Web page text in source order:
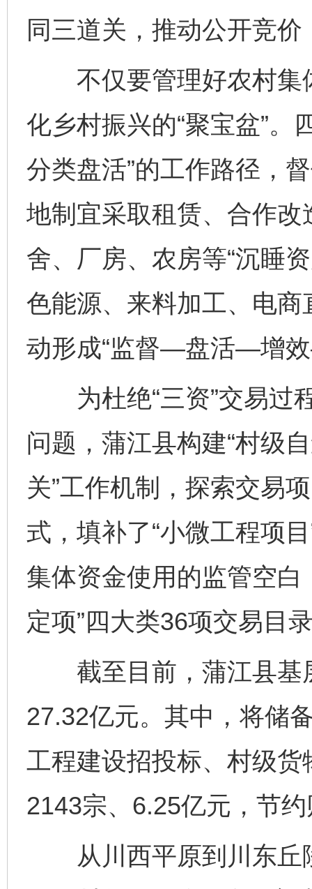
同三道关，推动公开竞
不仅要管理好农村集体
化乡村振兴的“聚宝盆”。
分类盘活”的工作路径，
地制宜采取租赁、合作
舍、厂房、农房等“沉睡
色能源、来料加工、电
动形成“监督—盘活—增
为杜绝“三资”交易过
问题，蒲江县构建“村级
关”工作机制，探索交易
式，填补了“小微工程项
集体资金使用的监管空白
定项”四大类36项交易目
截至目前，蒲江县基
27.32亿元。其中，将储
工程建设招投标、村级
2143宗、6.25亿元，节
从川西平原到川东丘